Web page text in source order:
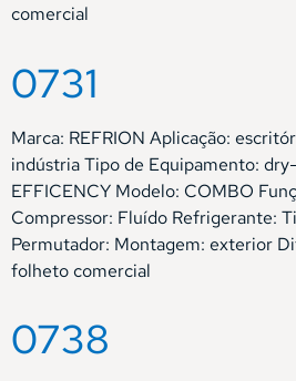
comercial
0731
Marca: REFRION Aplicação:
indústria Tipo de Equipamento:
EFFICENCY Modelo: COMBO
Compressor: Fluído Refrigerante:
Permutador: Montagem: exterior
folheto comercial
0738